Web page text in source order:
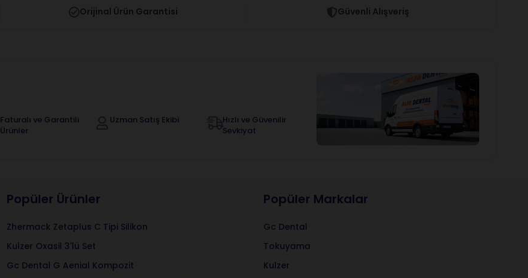
Orijinal Ürün Garantisi Güvenli Alışveriş
Faturalı ve Garantili
Ürünler
Uzman Satış Ekibi
Hızlı ve Güvenilir
Sevkiyat
Popüler Ürünler
Zhermack Zetaplus C Tipi Silikon
Kulzer Oxasil 3'lü Set
Gc Dental G Aenial Kompozit
Popüler Markalar
Gc Dental
Tokuyama
Kulzer